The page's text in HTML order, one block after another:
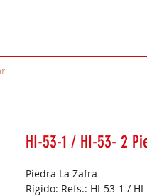
HI-53-1 / HI-53- 2
Piedra La Zafra
Rígido: Refs.: HI-53-1 /